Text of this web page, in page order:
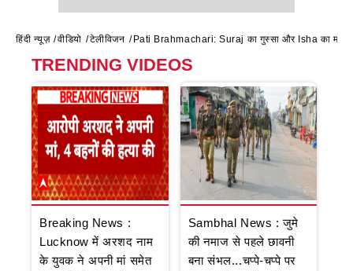
हिंदी न्यूज़ वीडियो टेलीविजन Pati Brahmachari: Suraj का गुस्सा और Isha का
TRENDING VIDEOS
Breaking News :
Lucknow में अरशद नाम
के युवक ने अपनी मां समेत
Sambhal News : जुमे
की नमाज से पहले छावनी
बना संभल...चप्पे-चप्पे पर